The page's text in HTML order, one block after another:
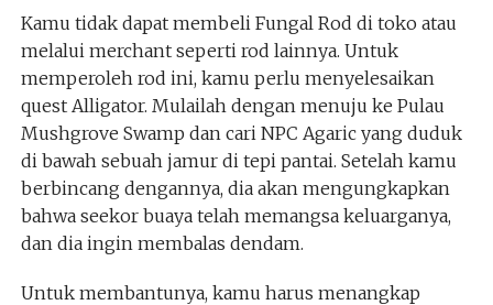
Kamu tidak dapat membeli Fungal Rod di toko atau
melalui merchant seperti rod lainnya. Untuk
memperoleh rod ini, kamu perlu menyelesaikan
quest Alligator. Mulailah dengan menuju ke Pulau
Mushgrove Swamp dan cari NPC Agaric yang duduk
di bawah sebuah jamur di tepi pantai. Setelah kamu
berbincang dengannya, dia akan mengungkapkan
bahwa seekor buaya telah memangsa keluarganya,
dan dia ingin membalas dendam.
Untuk membantunya, kamu harus menangkap